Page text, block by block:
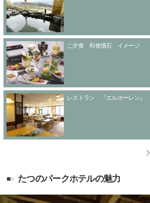
ご夕食 和食懐石 イメージ
レストラン 『エルホーレン』
たつのパークホテルの魅力